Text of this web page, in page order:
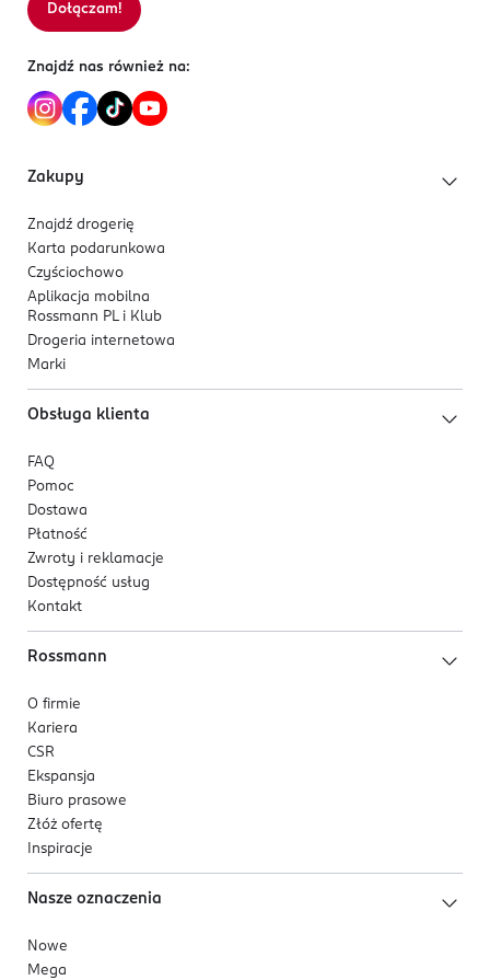
Dołączam!
Znajdź nas również na:
Zakupy
Znajdź drogerię
Karta podarunkowa
Czyściochowo
Aplikacja mobilna
Rossmann PL i Klub
Drogeria internetowa
Marki
Obsługa klienta
FAQ
Pomoc
Dostawa
Płatność
Zwroty i reklamacje
Dostępność usług
Kontakt
Rossmann
O firmie
Kariera
CSR
Ekspansja
Biuro prasowe
Złóż ofertę
Inspiracje
Nasze oznaczenia
Nowe
Mega